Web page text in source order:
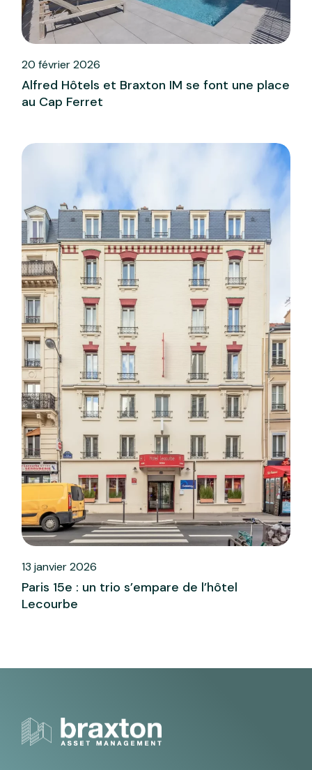
20 février 2026
Alfred Hôtels et Braxton IM se font une place
au Cap Ferret
13 janvier 2026
Paris 15e : un trio s’empare de l’hôtel
Lecourbe